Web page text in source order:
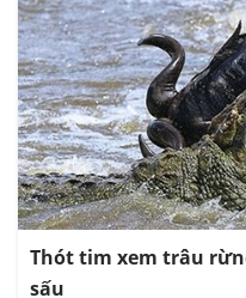
Thót tim xem trâu
sấu